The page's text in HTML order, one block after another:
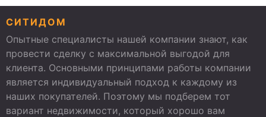
СИТИДОМ
Опытные специалисты нашей компании знают, как
провести сделку с максимальной выгодой для
клиента. Основными принципами работы компании
является индивидуальный подход к каждому из
наших покупателей. Поэтому мы подберем тот
вариант недвижимости, который хорошо вам